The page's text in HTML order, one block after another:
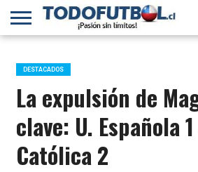
PRIMERA
B
SELECCIÓN
CHILENA
CHILENOS
EN EL
MUNDO
FÚTBOL
INTERNACIONAL
DESTACADOS
La expulsión de
clave: U. Española
Católica 2